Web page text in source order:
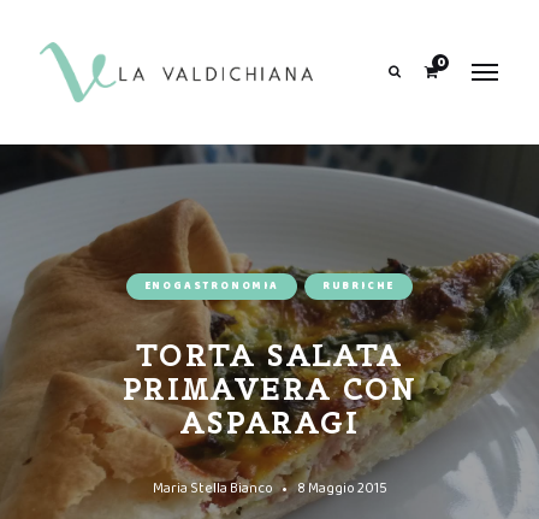
0
ENOGASTRONOMIA RUBRICHE
TORTA SALATA
PRIMAVERA CON
ASPARAGI
Maria Stella Bianco 8 Maggio 2015